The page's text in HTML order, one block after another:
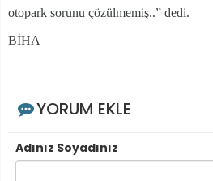
otopark sorunu çözülmemiş..” dedi.
BİHA
YORUM EKLE
Adınız Soyadınız